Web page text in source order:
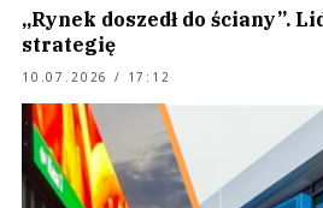
„Rynek doszedł do ściany”.
strategię
10.07.2026 / 17:12